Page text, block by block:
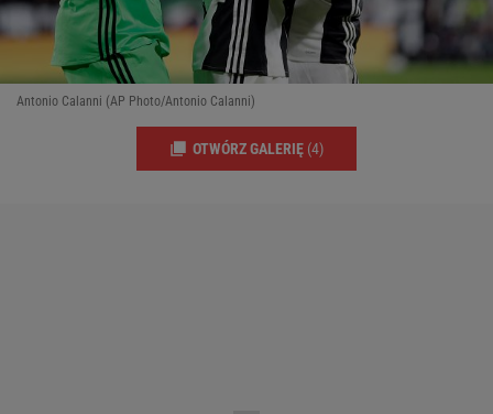
Antonio Calanni (AP Photo/Antonio Calanni)
OTWÓRZ GALERIĘ (4)